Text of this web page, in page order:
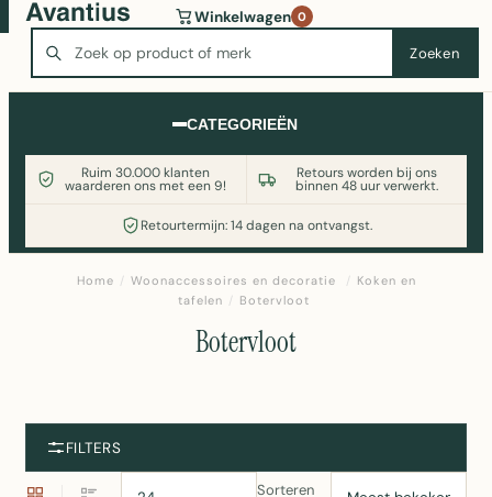
Zoeken
Winkelwagen 0
CATEGORIEËN
Ruim 30.000 klanten
waarderen ons met een 9!
Retours worden bij ons
binnen 48 uur verwerkt.
Retourtermijn: 14 dagen na ontvangst.
Wasmachine of koelkast nodig? Vergelijk alle prijzen op
Witgoedaanbod.nl
Home / Woonaccessoires en decoratie / Koken en
tafelen / Botervloot
Botervloot
FILTERS
Sorteren